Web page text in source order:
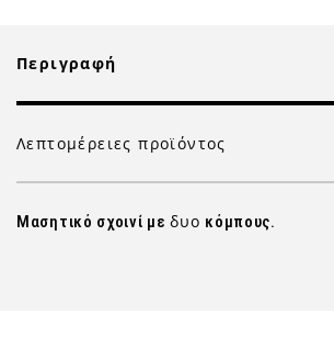
Περιγραφή
Λεπτομέρειες προϊόντος
Μασητικό σχοινί μεδυο κόμπους.